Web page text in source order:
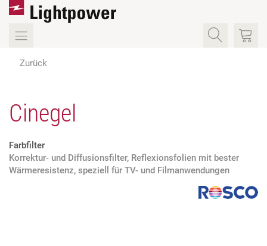
Zurück
Cinegel
Farbfilter
Korrektur- und Diffusionsfilter, Reflexionsfolien mit bester
Wärmeresistenz, speziell für TV- und Filmanwendungen